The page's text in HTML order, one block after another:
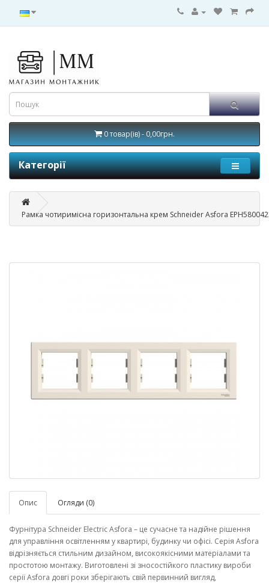
0 товар(ів) - 0,00грн.
Категорії
Рамка чотиримісна горизонтальна крем Schneider Asfora
Опис Огляди (0)
Фурнітура Schneider Electric Asfora – це сучасне та надійне рішення
для управління освітленням у квартирі, будинку чи офісі. Серія Asfora
відрізняється стильним дизайном, високоякісними матеріалами та
простотою монтажу. Виготовлені зі зносостійкого пластику вироби
серії Asfora довгі роки зберігають свій первинний вигляд,